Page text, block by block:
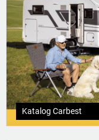
Katalog Carbest